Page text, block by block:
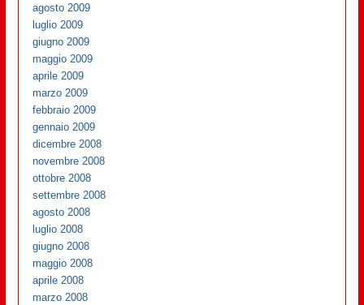
agosto 2009
luglio 2009
giugno 2009
maggio 2009
aprile 2009
marzo 2009
febbraio 2009
gennaio 2009
dicembre 2008
novembre 2008
ottobre 2008
settembre 2008
agosto 2008
luglio 2008
giugno 2008
maggio 2008
aprile 2008
marzo 2008